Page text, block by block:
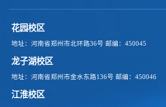
花园校区
地址：河南省郑州市北环路36号 邮编：450045
龙子湖校区
地址：河南省郑州市金水东路136号 邮编：450046
江淮校区